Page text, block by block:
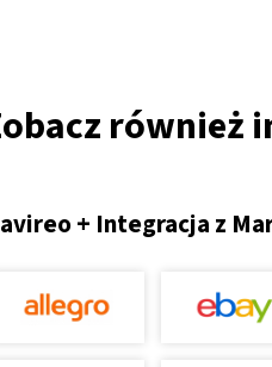
również
+ Integracja z